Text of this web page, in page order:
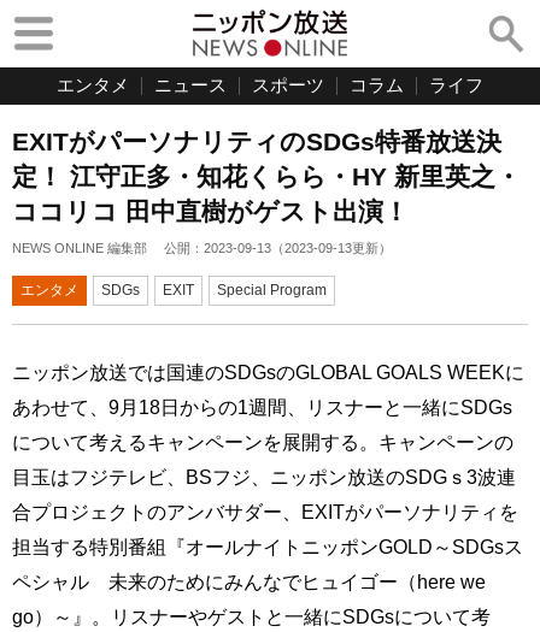
エンタメ ニュース スポーツ コラム ライフ
EXITがパーソナリティのSDGs特番放送決
定！ 江守正多・知花くらら・HY 新里英之・
ココリコ 田中直樹がゲスト出演！
NEWS ONLINE 編集部 公開： 2023-09-13 （2023-09-13更新）
エンタメ SDGs EXIT Special Program
ニッポン放送では国連のSDGsのGLOBAL GOALS WEEKに
あわせて、9月18日からの1週間、リスナーと一緒にSDGs
について考えるキャンペーンを展開する。キャンペーンの
目玉はフジテレビ、BSフジ、ニッポン放送のSDGｓ3波連
合プロジェクトのアンバサダー、EXITがパーソナリティを
担当する特別番組『オールナイトニッポンGOLD～SDGsス
ペシャル 未来のためにみんなでヒュイゴー（here we
go）～』。リスナーやゲストと一緒にSDGsについて考